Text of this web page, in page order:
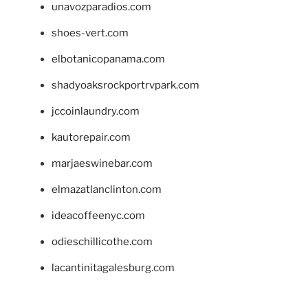
unavozparadios.com
shoes-vert.com
elbotanicopanama.com
shadyoaksrockportrvpark.com
jccoinlaundry.com
kautorepair.com
marjaeswinebar.com
elmazatlanclinton.com
ideacoffeenyc.com
odieschillicothe.com
lacantinitagalesburg.com